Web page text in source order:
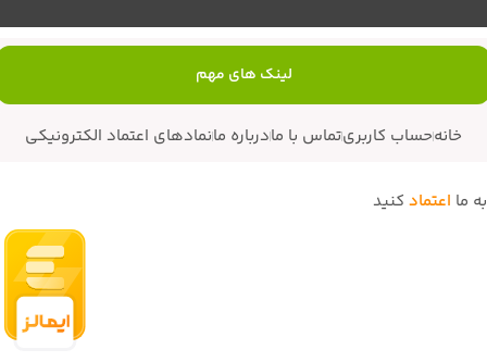
لینک های مهم
خانهحساب کاربریتماس با مادرباره مانمادهای اعتماد الکترونیکی
به ما اعتماد کنید